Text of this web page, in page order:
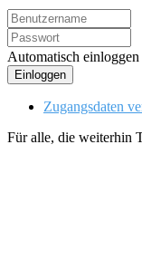
Automatisch einloggen
Einloggen
Zugangsdaten
Für alle, die weiterhin